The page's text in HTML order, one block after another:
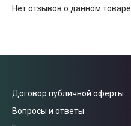
Нет отзывов о данном товаре.
Договор публичной оферты
Вопросы и ответы